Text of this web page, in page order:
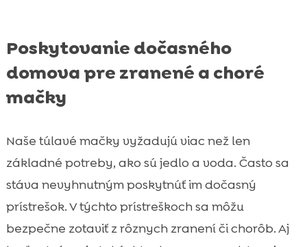
Poskytovanie dočasného
domova pre zranené a choré
mačky
Naše túlavé mačky vyžadujú viac než len
základné potreby, ako sú jedlo a voda. Často sa
stáva nevyhnutným poskytnúť im dočasný
prístrešok. V týchto prístreškoch sa môžu
bezpečne zotaviť z rôznych zranení či chorôb. Aj